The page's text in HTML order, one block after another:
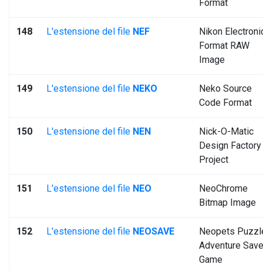
Format
148 L'estensione del file NEF
Nikon
Format RAW
Image
149 L'estensione del file NEKO
Neko Source
Code Format
150 L'estensione del file NEN
Nick-O-Matic
Design Factory
Project
151 L'estensione del file NEO
NeoChrome
Bitmap Image
152 L'estensione del file NEOSAVE
Neopets
Adventure
Game